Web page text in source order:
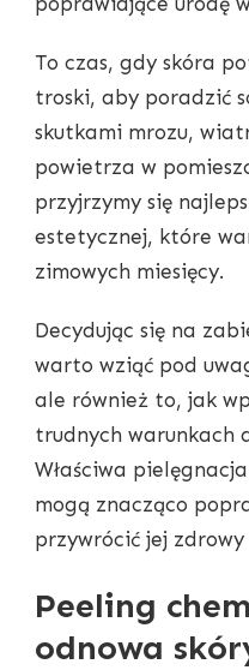
To czas, gdy skóra
troski, aby poradzić
skutkami mrozu,
powietrza w
przyjrzymy się
estetycznej, które
zimowych miesięcy.
Decydując się na
warto wziąć pod
ale również to, jak
trudnych warunkach
Właściwa
mogą znacząco
przywrócić jej
Peeling
odnowa